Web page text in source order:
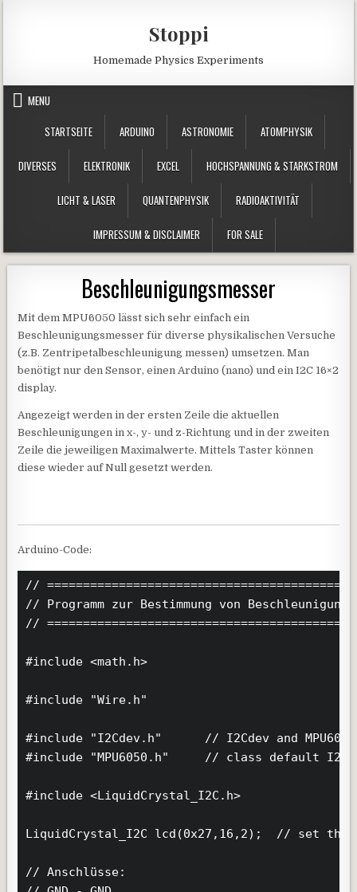
Stoppi
Homemade Physics Experiments
MENU
STARTSEITE
ARDUINO ASTRONOMIE ATOMPHYSIK
DIVERSES ELEKTRONIK EXCEL HOCHSPANNUNG & STARKSTROM
LICHT & LASER QUANTENPHYSIK RADIOAKTIVITÄT
IMPRESSUM & DISCLAIMER FOR SALE
Beschleunigungsmesser
Mit dem MPU6050 lässt sich sehr einfach ein
Beschleunigungsmesser für diverse physikalischen Versuche
(z.B. Zentripetalbeschleunigung messen) umsetzen. Man
benötigt nur den Sensor, einen Arduino (nano) und ein I2C 16×2
display.
Angezeigt werden in der ersten Zeile die aktuellen
Beschleunigungen in x-, y- und z-Richtung und in der zweiten
Zeile die jeweiligen Maximalwerte. Mittels Taster können
diese wieder auf Null gesetzt werden.
Arduino-Code:
//
// Programm zur Bestimmung von
//
#include <math.h>
#include "Wire.h"
#include "I2Cdev.h"      // I2Cdev and
#include "MPU6050.h"     // class default I2C
#include <LiquidCrystal_I2C.h>
LiquidCrystal_I2C lcd(0x27,16,2);  // set the
// Anschlüsse: